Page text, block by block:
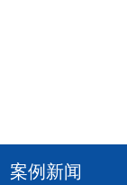
案例新闻